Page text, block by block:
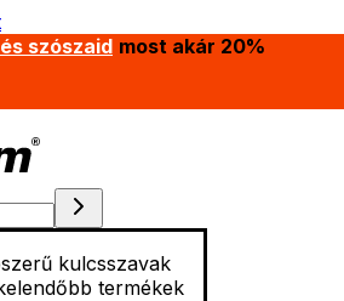
szószaid most akár 20%
kulcsszavak
termékek